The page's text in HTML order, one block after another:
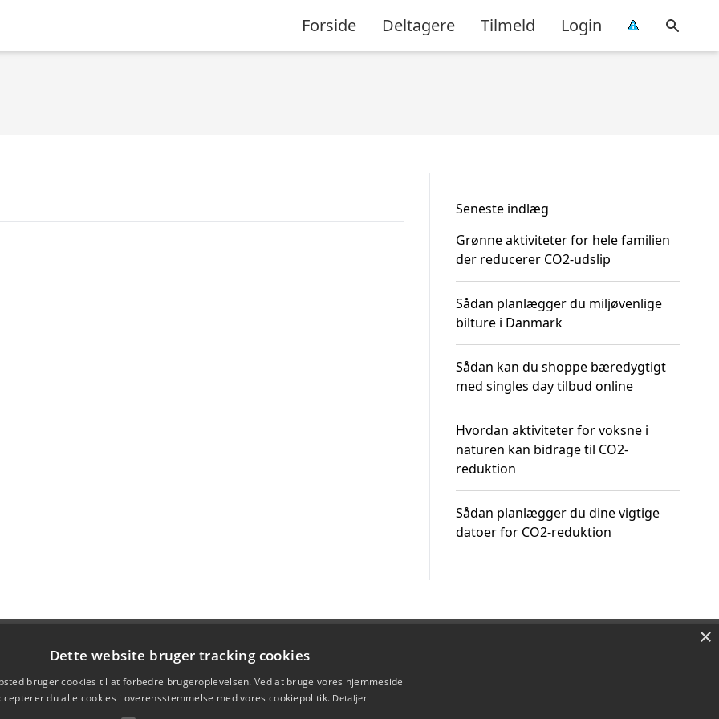
Forside Deltagere Tilmeld Login
Seneste indlæg
Grønne aktiviteter for hele familien
der reducerer CO2-udslip
Sådan planlægger du miljøvenlige
bilture i Danmark
Sådan kan du shoppe bæredygtigt
med singles day tilbud online
Hvordan aktiviteter for voksne i
naturen kan bidrage til CO2-
reduktion
Sådan planlægger du dine vigtige
datoer for CO2-reduktion
×
Dette website bruger tracking cookies
bruger cookies til at forbedre brugeroplevelsen. Ved at bruge vores hjemmeside
du alle cookies i overensstemmelse med vores cookiepolitik. Detaljer